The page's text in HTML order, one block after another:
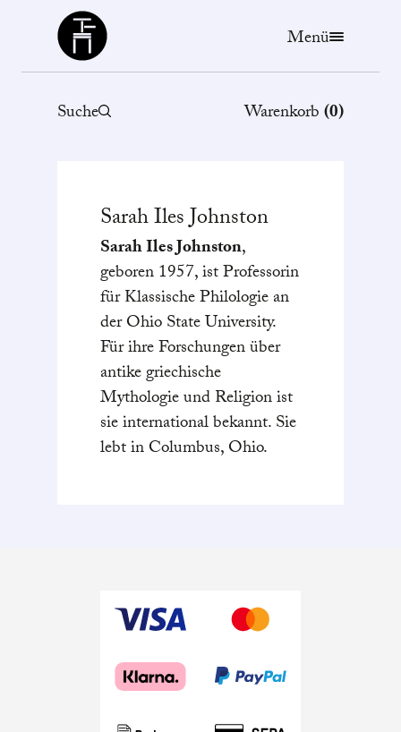
Büchergilde
Menü
Suche Warenkorb(0)
Sarah IlesJohnston
Sarah Iles Johnston,
geboren 1957, ist Professorin
für Klassische Philologie an
der Ohio State University.
Für ihre Forschungen über
antike griechische
Mythologie und Religion ist
sie international bekannt. Sie
lebt in Columbus, Ohio.